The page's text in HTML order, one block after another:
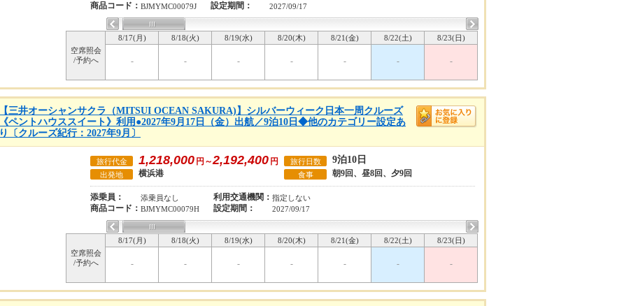
商品コード： BJMYMC00079J 設定期間： 2027/09/17
空席照会
/予約へ
8/17(月) 8/18(火) 8/19(水) 8/20(木) 8/21(金) 8/22(土) 8/23(日)
- - - - - - -
【三井オーシャンサクラ（MITSUI OCEAN SAKURA)】シルバーウィーク日本一周クルーズ
《ペントハウススイート》利用●2027年9月17日（金）出航／9泊10日◆他のカテゴリー設定あ
り〔クルーズ紀行：2027年9月〕
旅行代金 1,218,000 円～2,192,400 円 旅行日数 9泊10日
出発地 横浜港 食事 朝9回、昼8回、夕9回
添乗員： 添乗員なし 利用交通機関： 指定しない
商品コード： BJMYMC00079H 設定期間： 2027/09/17
空席照会
/予約へ
8/17(月) 8/18(火) 8/19(水) 8/20(木) 8/21(金) 8/22(土) 8/23(日)
- - - - - - -